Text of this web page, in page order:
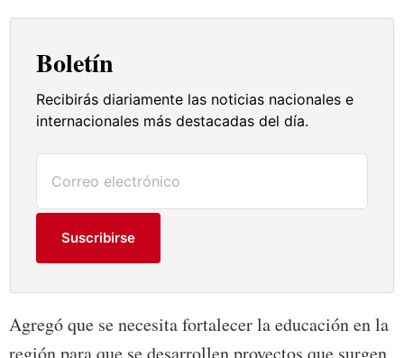
Boletín
Recibirás diariamente las noticias nacionales e
internacionales más destacadas del día.
Suscribirse
Agregó que se necesita fortalecer la educación en la